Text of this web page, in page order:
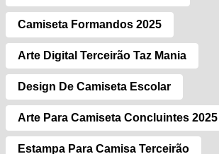
Camiseta Formandos 2025
Arte Digital Terceirão Taz Mania
Design De Camiseta Escolar
Arte Para Camiseta Concluintes 2025
Estampa Para Camisa Terceirão